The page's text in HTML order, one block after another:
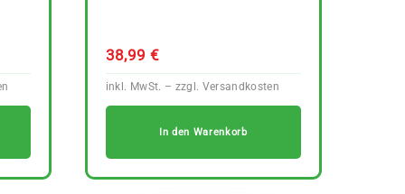
38,99 €
In den Warenkorb